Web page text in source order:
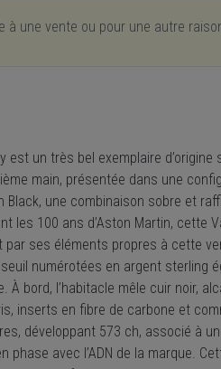
à une vente ou pour une autre
est un très bel exemplaire
main, présentée dans une
Black, une combinaison sobre et
les 100 ans d’Aston Martin, cette
ses éléments propres à cette
numérotées en argent
À bord, l’habitacle mêle cuir noir,
inserts en fibre de carbone et
développant 573 ch, associé à
avec l’ADN de la marque.